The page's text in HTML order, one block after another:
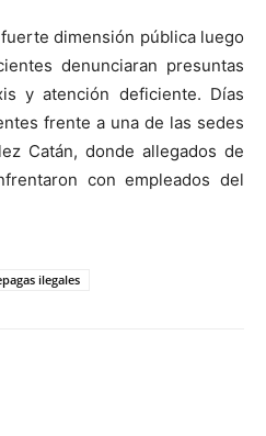
dimensión pública luego
denunciaran presuntas
y atención deficiente. Días
frente a una de las sedes
Catán, donde allegados de
con empleados del
ilegales